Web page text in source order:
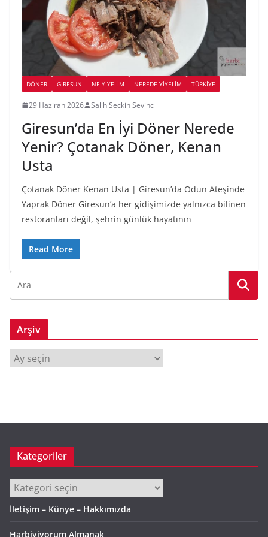
DÖNER GIRESUN NE YİYELİM NEREDE YİYELİM TÜRKIYE
29 Haziran 2026 Salih Seckin Sevinc
Giresun’da En İyi Döner Nerede
Yenir? Çotanak Döner, Kenan
Usta
Çotanak Döner Kenan Usta | Giresun’da Odun Ateşinde
Yaprak Döner Giresun’a her gidişimizde yalnızca bilinen
restoranları değil, şehrin günlük hayatının
Read More
Arşiv
Kategoriler
Kategoriler
İletişim – Künye – Hakkımızda
Harbiyiyorum Almanak